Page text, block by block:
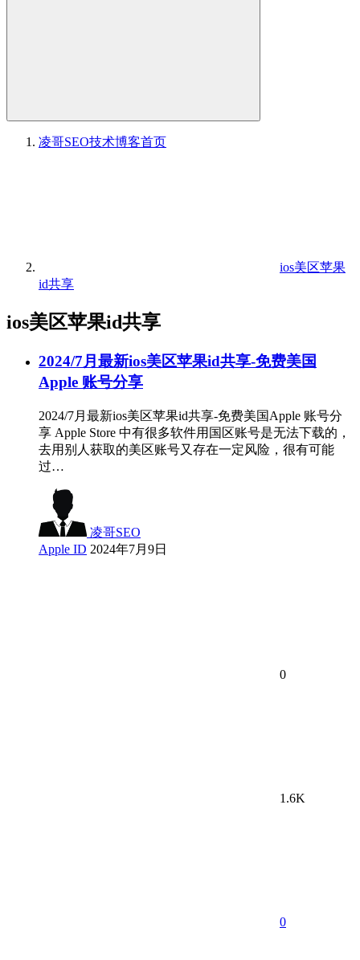
凌哥SEO技术博客首页
ios美区苹果
id共享
ios美区苹果id共享
2024/7月最新ios美区苹果id共享-免费美国
Apple 账号分享
2024/7月最新ios美区苹果id共享-免费美国Apple 账号分
享 Apple Store 中有很多软件用国区账号是无法下载的，
去用别人获取的美区账号又存在一定风险，很有可能
过…
凌哥SEO
Apple ID 2024年7月9日
0
1.6K
0